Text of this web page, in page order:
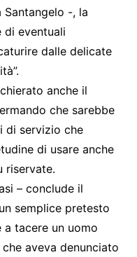
-, la
di eventuali
dalle delicate
anche il
che sarebbe
di servizio che
di usare anche
riservate.
– conclude il
semplice pretesto
tacere un uomo
aveva denunciato